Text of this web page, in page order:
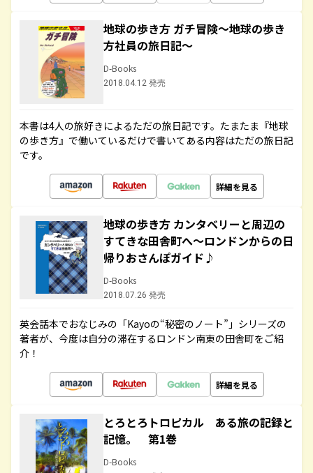
地球の歩き方 ガチ冒険～地球の歩き
方社員の旅日記～
D-Books
2018.04.12 発売
本書は4人の旅好きによるただの旅日記です。たまたま『地球
の歩き方』で働いているだけで書いてある内容はただの旅日記
です。
詳細を見る
地球の歩き方 カンタベリーと周辺の
すてきな田舎町へ～ロンドンからの日
帰りおさんぽガイド♪
D-Books
2018.07.26 発売
英会話本でおなじみの「Kayoの“秘密のノート”」シリーズの
著者が、今度は自分の滞在するロンドン南東の田舎町をご紹
介！
詳細を見る
とろとろトロピカル ある旅の記録と
記憶。 第1巻
D-Books